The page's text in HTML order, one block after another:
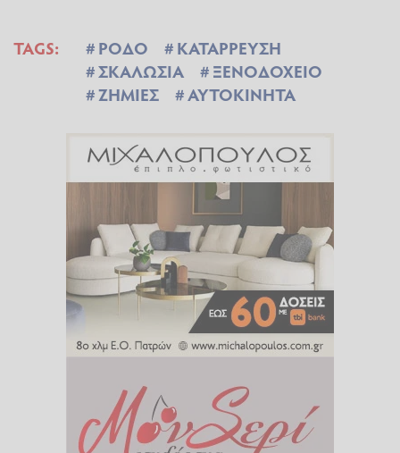
TAGS: ΡΟΔΟ
ΚΑΤΑΡΡΕΥΣΗ
ΣΚΑΛΩΣΙΑ
ΞΕΝΟΔΟΧΕΙΟ
ΖΗΜΙΕΣ
ΑΥΤΟΚΙΝΗΤΑ